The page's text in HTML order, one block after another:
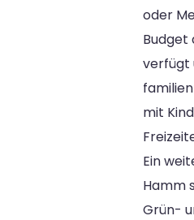
oder
Budget
verfügt
mit
Ein
Hamm
Grün-